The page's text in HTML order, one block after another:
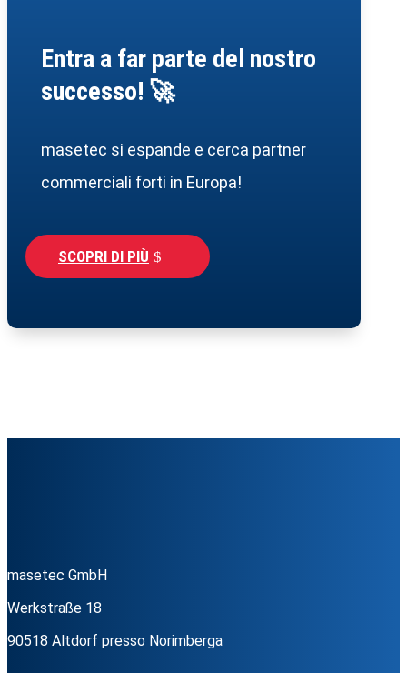
Entra a far parte del nostro
successo! 🚀
masetec si espande e cerca partner
commerciali forti in Europa!
SCOPRI DI PIÙ
masetec GmbH
Werkstraße 18
90518 Altdorf presso Norimberga